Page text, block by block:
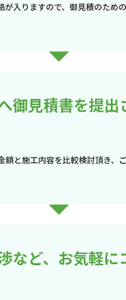
入りますので、御見積のため
御見積書を提出
と施工内容を比較検討頂き、
など、お気軽に